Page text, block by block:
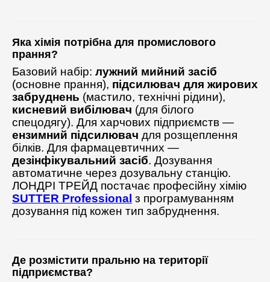
Яка хімія потрібна для промислового
прання?
Базовий набір: лужний мийний засіб
(основне прання), підсилювач для жирових
забруднень (мастило, технічні рідини),
кисневий вибілювач (для білого
спецодягу). Для харчових підприємств —
ензимний підсилювач для розщеплення
білків. Для фармацевтичних —
дезінфікувальний засіб. Дозування
автоматичне через дозувальну станцію.
ЛОНДРІ ТРЕЙД постачає професійну хімію
SUTTER Professional з програмуванням
дозування під кожен тип забруднення.
Де розмістити пральню на території
підприємства?